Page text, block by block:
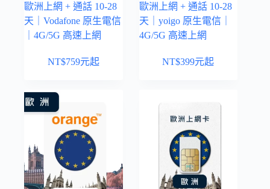
歐洲上網 + 通話 10-28
天｜Vodafone 原生電信
｜4G/5G 高速上網
NT$759元起
歐洲上網 + 通話 10-28
天｜yoigo 原生電信｜
4G/5G 高速上網
NT$399元起